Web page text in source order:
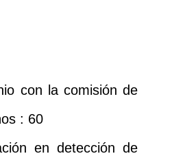
con la comisión de
: 60
en detección de